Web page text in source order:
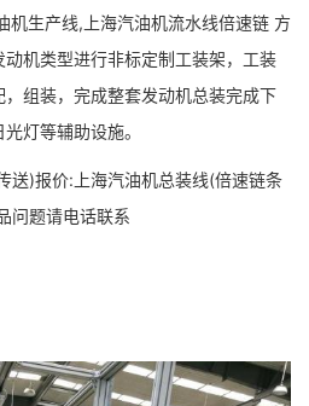
机生产线,上海汽油机流水线倍速链 方
机类型进行非标定制工装架，工装
组装，完成整套发动机总装完成下
灯等辅助设施。
送)报价:上海汽油机总装线(倍速链条
问题请电话联系